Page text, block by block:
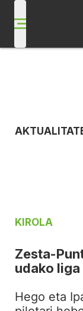
KIROLA
Zesta-
udako
Hego eta